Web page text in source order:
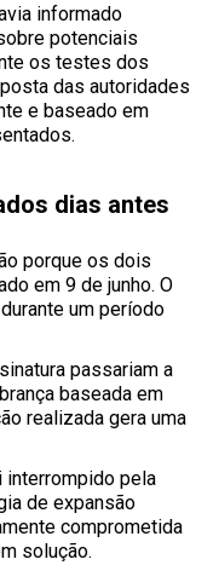
informado
potenciais
os testes dos
das autoridades
e baseado em
dias antes
porque os dois
em 9 de junho. O
um período
passariam a
baseada em
realizada gera uma
interrompido pela
de expansão
comprometida
solução.